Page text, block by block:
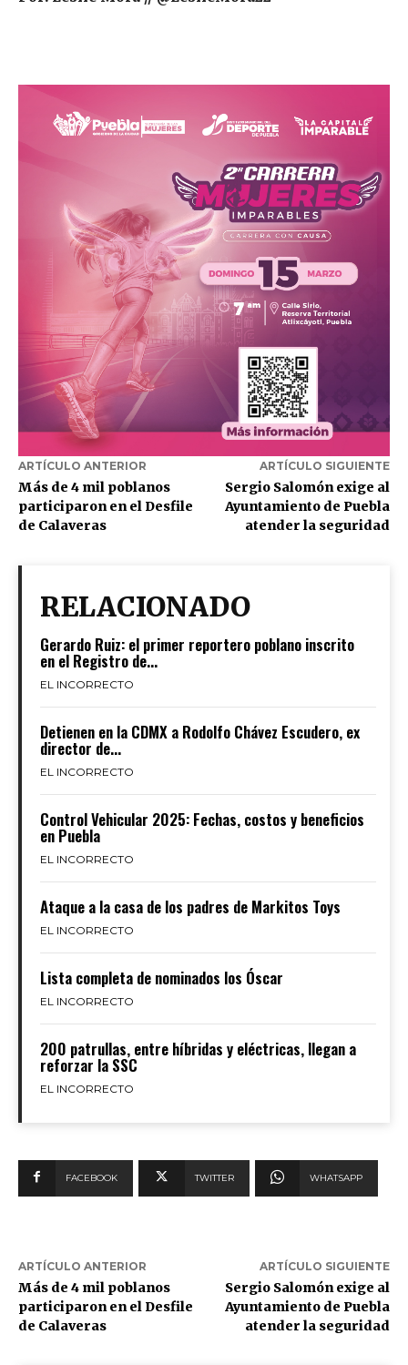
ARTÍCULO ANTERIOR
Más de 4 mil poblanos
participaron en el Desfile
de Calaveras
ARTÍCULO SIGUIENTE
Sergio Salomón exige al
Ayuntamiento de Puebla
atender la seguridad
RELACIONADO
Gerardo Ruiz: el primer reportero poblano inscrito
en el Registro de...
EL INCORRECTO
Detienen en la CDMX a Rodolfo Chávez Escudero, ex
director de...
EL INCORRECTO
Control Vehicular 2025: Fechas, costos y beneficios
en Puebla
EL INCORRECTO
Ataque a la casa de los padres de Markitos Toys
EL INCORRECTO
Lista completa de nominados los Óscar
EL INCORRECTO
200 patrullas, entre híbridas y eléctricas, llegan a
reforzar la SSC
EL INCORRECTO
FACEBOOK TWITTER WHATSAPP
ARTÍCULO ANTERIOR
Más de 4 mil poblanos
participaron en el Desfile
de Calaveras
ARTÍCULO SIGUIENTE
Sergio Salomón exige al
Ayuntamiento de Puebla
atender la seguridad